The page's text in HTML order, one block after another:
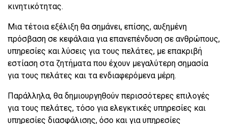
κινητικότητας.
Μια τέτοια εξέλιξη θα σημάνει, επίσης, αυξημένη
πρόσβαση σε κεφάλαια για επανεπένδυση σε ανθρώπους,
υπηρεσίες και λύσεις για τους πελάτες, με επακριβή
εστίαση στα ζητήματα που έχουν μεγαλύτερη σημασία
για τους πελάτες και τα ενδιαφερόμενα μέρη.
Παράλληλα, θα δημιουργηθούν περισσότερες επιλογές
για τους πελάτες, τόσο για ελεγκτικές υπηρεσίες και
υπηρεσίες διασφάλισης, όσο και για υπηρεσίες